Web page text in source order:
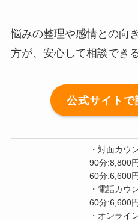
悩みの整理や感情との向
方が、安心して相談でき
公式サイトで
・対面カウ
90分:8,800円
60分:6,600円
・電話カウ
60分:6,600円
・オンライ